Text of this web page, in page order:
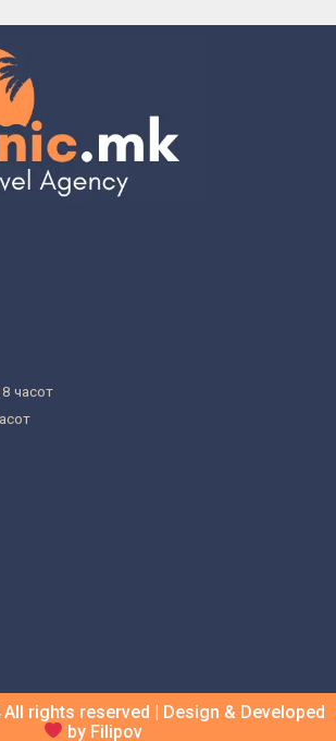
часот
rights reserved | Design & Developed
by Filipov